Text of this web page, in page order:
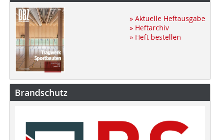
» Aktuelle Heftausgabe
» Heftarchiv
» Heft bestellen
Brandschutz